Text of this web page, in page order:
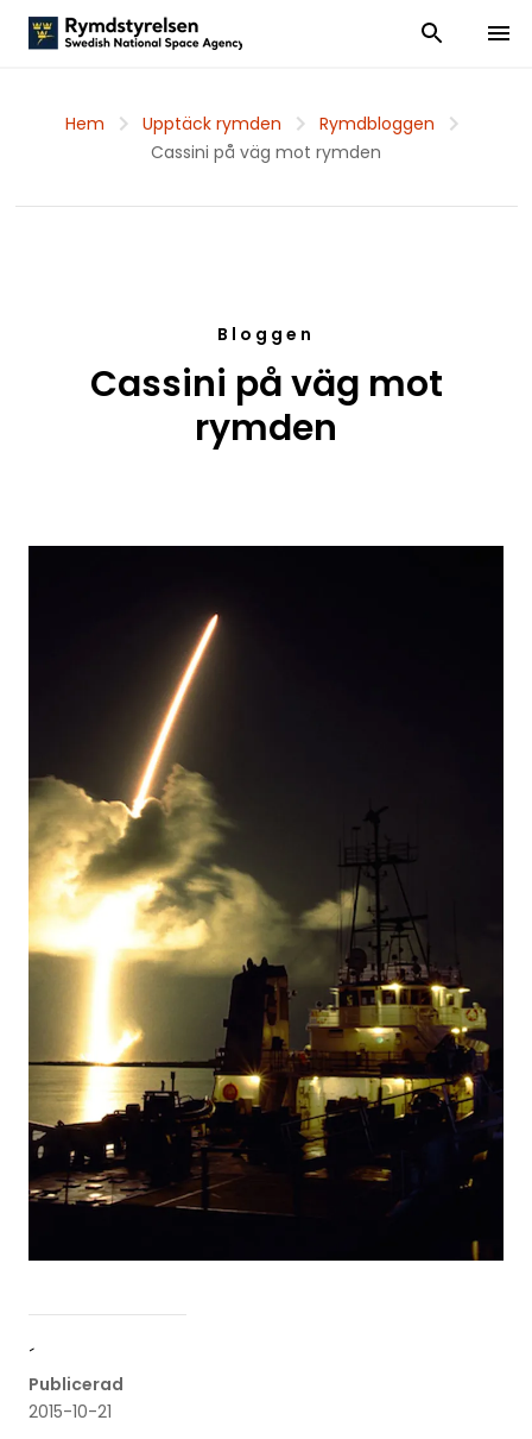
Visa och dölj
Visa
Hem Upptäck rymden
Rymdbloggen
Cassini på väg mot rymden
Bloggen
Cassini på väg mot
rymden
´
Publicerad
2015-10-21